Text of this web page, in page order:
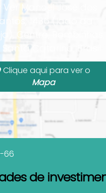
Ver Manoel José dos
Santos, 1436 (lado da
Centro, Bombinhas,
Santa Catarina, Brasil
Clique aqui para ver o
Mapa
66
de